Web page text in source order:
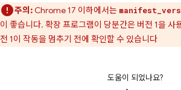
주의:Chrome 17 이하에서는
이 좋습니다. 확장 프로그램이 당분간은 버전 1을 사
전 1이 작동을 멈추기 전에 확인할 수 있습니다
도움이 되었나요?